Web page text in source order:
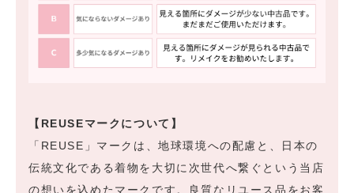
【REUSEマークについて】
「REUSE」マークは、地球環境への配慮と、日本の
伝統文化である着物を大切に次世代へ繋ぐという当店
の想いを込めたマークです。良質なリユース品をお客